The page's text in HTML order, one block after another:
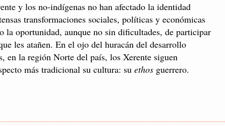
y los no-indígenas no han afectado la identidad
transformaciones sociales, políticas y económicas
la oportunidad, aunque no sin dificultades, de participar
les atañen. En el ojo del huracán del desarrollo
en la región Norte del país, los Xerente siguen
más tradicional su cultura: su ethosguerrero.